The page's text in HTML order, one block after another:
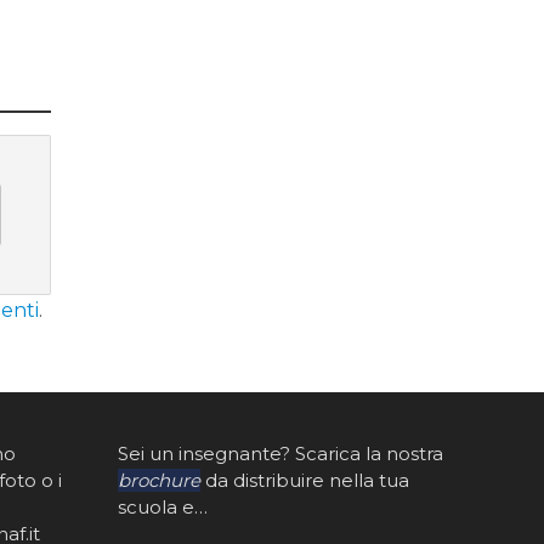
.
o i
Sei un insegnante? Scarica la nostra
brochureda distribuire nella tua
scuola e…